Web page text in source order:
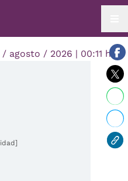
/ agosto / 2026 | 00:11 hrs.